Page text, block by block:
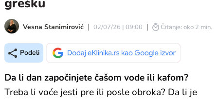
Vesna Stanimirović 02/07/26 | 09:00 Čitanje: oko 2 min.
Podeli
Da li dan započinjete čašom vode ili kafom?
Treba li voće jesti pre ili posle obroka? Da li je